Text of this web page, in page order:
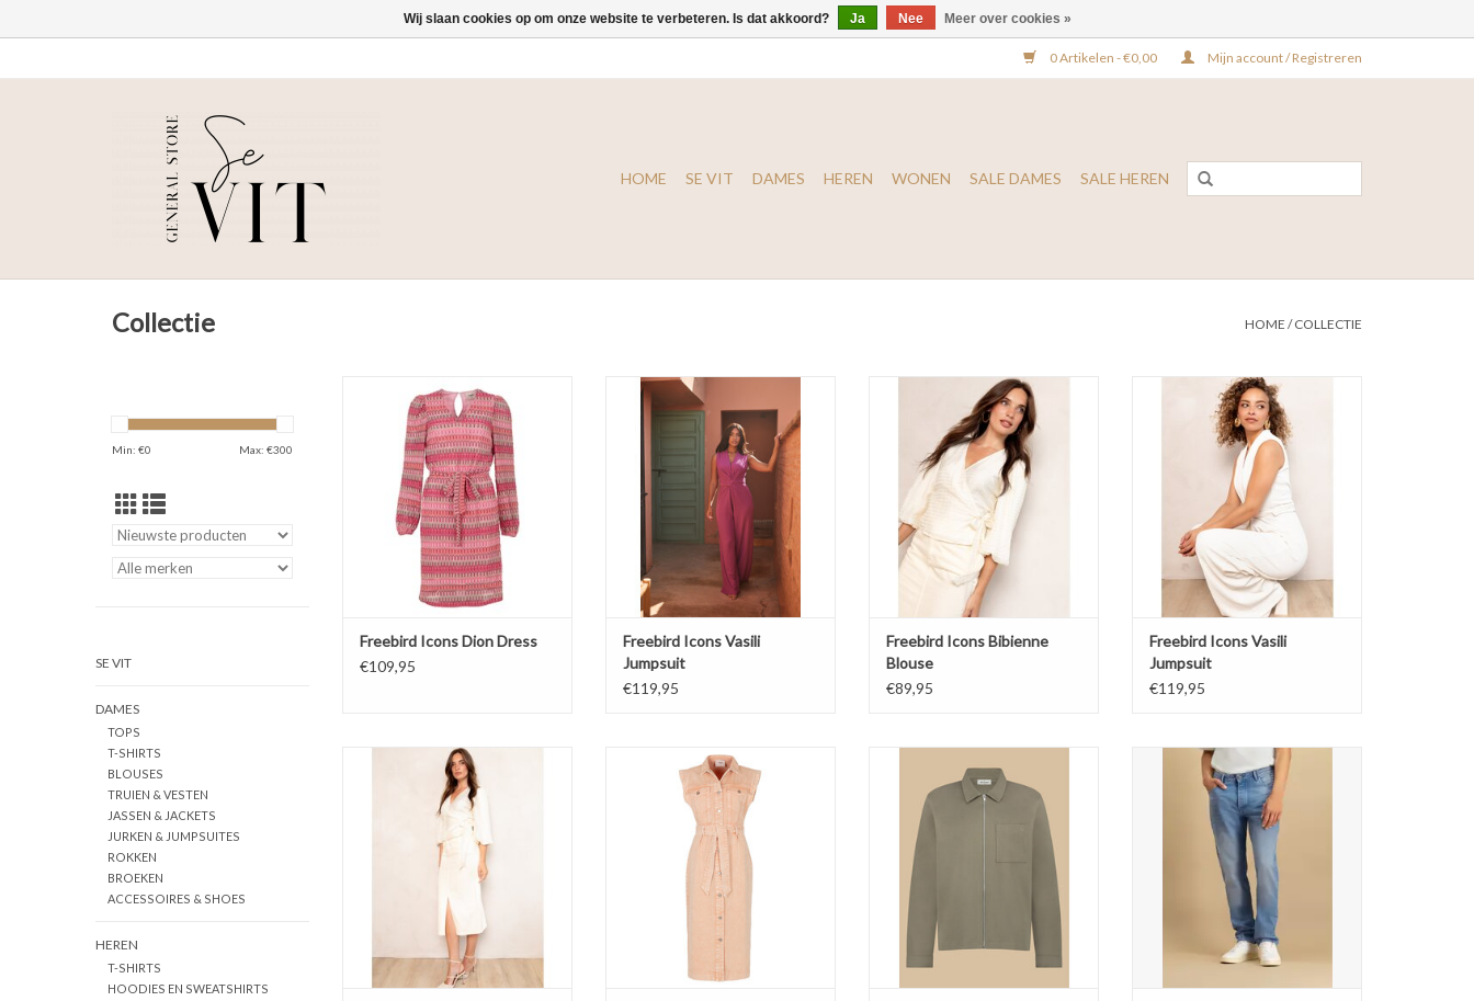
0 Artikelen - €0,00 Mijn account / Registreren
HOME SE VIT DAMES HEREN WONEN SALE DAMES SALE HEREN
Collectie HOME /COLLECTIE
Min: €0 Max: €300
SE VIT
DAMES
TOPS
T-SHIRTS
BLOUSES
TRUIEN & VESTEN
JASSEN & JACKETS
JURKEN & JUMPSUITES
ROKKEN
BROEKEN
ACCESSOIRES & SHOES
HEREN
T-SHIRTS
HOODIES EN SWEATSHIRTS
Freebird Icons Dion Dress
TOEVOEGEN AAN WINKELWAGEN
Freebird Icons Dion Dress
€109,95
Freebird Icons Vasili Jumpsuit
Freebird Icons Vasili
Jumpsuit
€119,95
Freebird Icons Bibienne Blouse
TOEVOEGEN AAN WINKELWAGEN
Freebird Icons Bibienne
Blouse
€89,95
Freebird Icons Vasili Jumpsuit
TOEVOEGEN AAN WINKELWAGEN
Freebird Icons Vasili
Jumpsuit
€119,95
Freebird Icons Sidney Skirt Freebird Icons Damia Dress Circle of Trust Connor Jeans
TOEVOEGEN AAN WINKELWAGEN
Wij slaan cookies op om onze website te verbeteren. Is dat akkoord? Ja Nee Meer over cookies »